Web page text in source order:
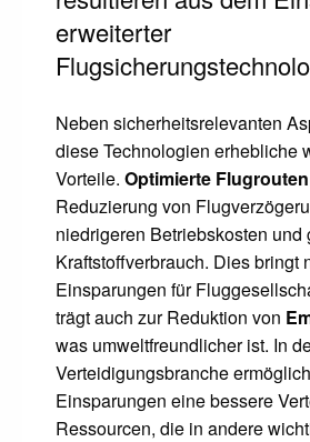
erweiterter
Neben sicherheitsrelevanten
diese Technologien erhebliche
Vorteile. Optimierte Flugrouten
Reduzierung von
niedrigeren Betriebskosten und
Kraftstoffverbrauch. Dies bringt
Einsparungen für
trägt auch zur Reduktion von
was umweltfreundlicher ist. In
Verteidigungsbranche
Einsparungen eine bessere
Ressourcen, die in andere